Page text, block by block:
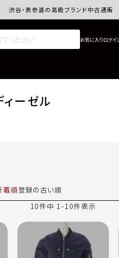
渋谷・表参道の高級ブランド中古通販
ィーゼル
着順登録の古い順
10件中 1 -10件表示